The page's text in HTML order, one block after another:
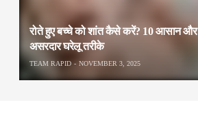
रोते हुए बच्चे को शांत कैसे करें? 10 आसान और
असरदार घरेलू तरीके
TEAM RAPID NOVEMBER 3, 2025